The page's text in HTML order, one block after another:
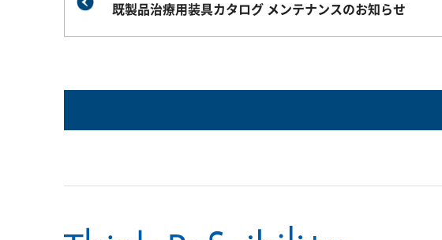
既製品治療用装具カタログ メンテナンスのお知らせ